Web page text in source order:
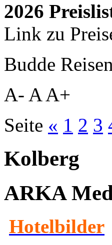
2026
Link zu
Budde
A- A A+
Seite « 1 2 3
Kolberg
ARKA
Hotelbilder